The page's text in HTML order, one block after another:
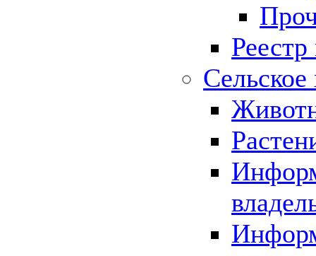
Сельское